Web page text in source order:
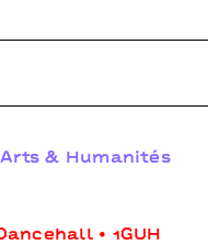
& Humanités
• 1GUH